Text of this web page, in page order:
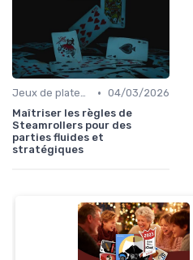
Jeux de plateau • 04/03/2026
Maîtriser les règles de
Steamrollers pour des
parties fluides et
stratégiques